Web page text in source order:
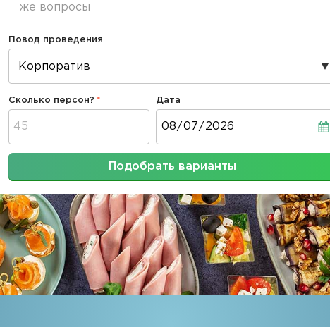
же вопросы
Повод проведения
Сколько персон? Дата
Подобрать варианты